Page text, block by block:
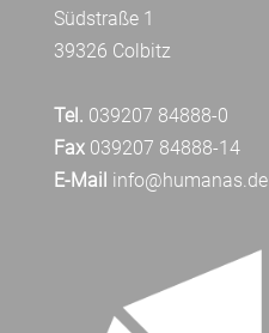
Südstraße 1
39326 Colbitz
Tel. 039207 84888-0
Fax039207 84888-14
E-Mail info@humanas.de